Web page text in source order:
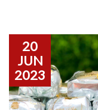
20
JUN
2023